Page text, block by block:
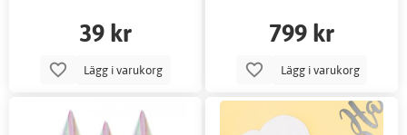
39 kr
Lägg i varukorg
799 kr
Lägg i varukorg